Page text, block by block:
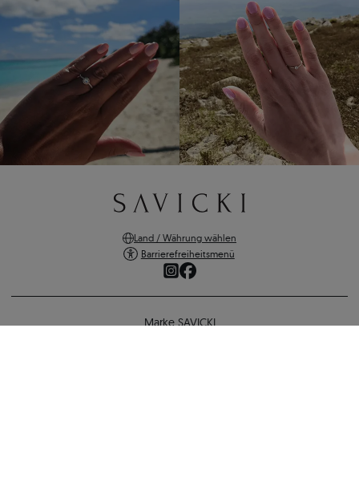
Land / Währung wählen
Barrierefreiheitsmenü
Marke SAVICKI